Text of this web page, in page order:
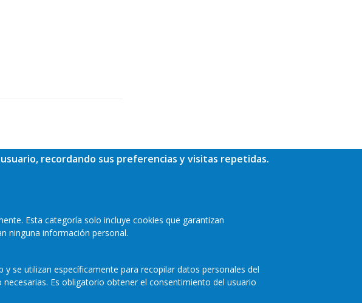
recordando sus preferencias y visitas repetidas.
Esta categoría solo incluye cookies que garantizan
ninguna información personal.
se utilizan específicamente para recopilar datos personales del
Es obligatorio obtener el consentimiento del usuario